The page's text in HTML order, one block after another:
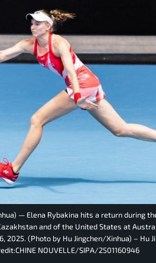
— Elena Rybakina hits a return during
and of the United States at
2025. (Photo by Hu Jingchen/Xinhua) – Hu
NOUVELLE/SIPA/2501160946